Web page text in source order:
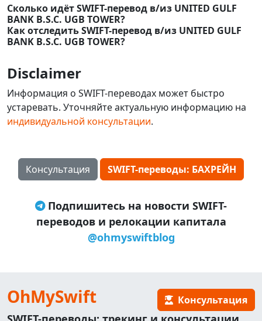
Сколько идёт SWIFT-перевод в/из UNITED GULF
BANK B.S.C. UGB TOWER?
Как отследить SWIFT-перевод в/из UNITED GULF
BANK B.S.C. UGB TOWER?
Disclaimer
Информация о SWIFT-переводах может быстро
устаревать. Уточняйте актуальную информацию на
индивидуальной консультации.
Консультация SWIFT-переводы: БАХРЕЙН
Подпишитесь на новости SWIFT-
переводов и релокации капитала
@ohmyswiftblog
OhMySwift Консультация